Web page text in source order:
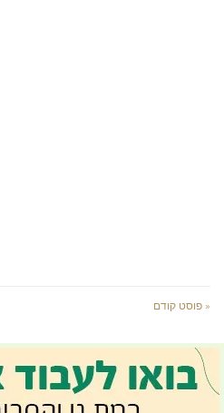
« פוסט קודם